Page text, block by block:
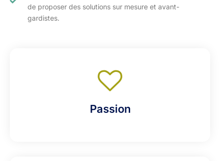
de proposer des solutions sur mesure et avant-
gardistes.
Passion